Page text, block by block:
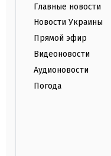
Главные новости
Новости Украины
Прямой эфир
Видеоновости
Аудионовости
Погода